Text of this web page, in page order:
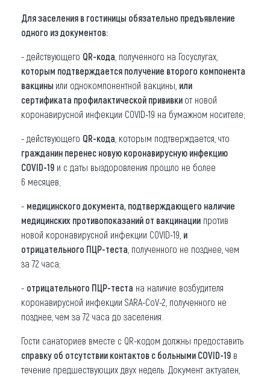
Для заселения в гостиницы обязательно предъявление
одного из документов:
- действующего QR-кода , полученного на Госуслугах,
которым подтверждается получение второго компонента
вакцины или однокомпонентной вакцины, или
сертификата профилактической прививки от новой
коронавирусной инфекции COVID-19 на бумажном носителе;
- действующего QR-кода , которым подтверждается, что
гражданин перенес новую коронавирусную инфекцию
COVID-19 и с даты выздоровления прошло не более
6 месяцев;
- медицинского документа , подтверждающего наличие
медицинских противопоказаний от вакцинации против
новой коронавирусной инфекции COVID-19, и
отрицательного ПЦР-теста , полученного не позднее, чем
за 72 часа;
- отрицательного ПЦР-теста на наличие возбудителя
коронавирусной инфекции SARA-CoV-2, полученного не
позднее, чем за 72 часа до заселения.
Гости санаториев вместе с QR-кодом должны предоставить
справку об отсутствии контактов с больными COVID-19 в
течение предшествующих двух недель. Документ актуален,